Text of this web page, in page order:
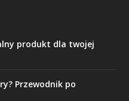
produkt dla twojej
Przewodnik po